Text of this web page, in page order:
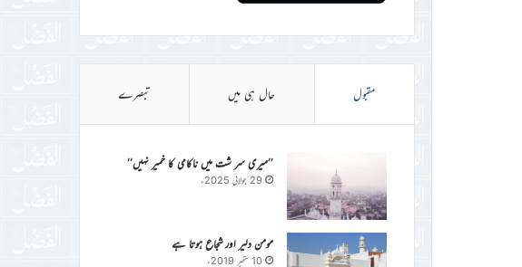
مقبول حال ہی میں تبصرے
’’میری سر شت میں ناکامی کا خمیر نہیں‘‘
29 جولائی 2025ء
مومن دلیر اور شجاع ہوتا ہے
10 ستمبر 2019ء